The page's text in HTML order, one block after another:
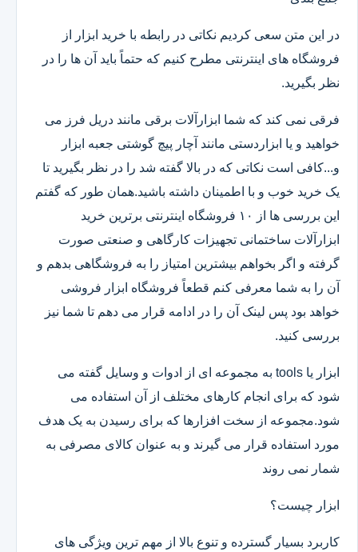
در این متن سعی کردیم نکاتی در رابطه با خرید ابزار از
فروشگاه های اینترنتی مطرح کنیم که حتماً باید آن ها را در
نظر بگیرید.
فرقی نمی کند که شما ابزارآلات برقی مانند دریل فرز می
خواهید و یا ابزاردستی مانند آچار پیچ گوشتی جعبه ابزار
و...کافی است نکاتی که در بالا گفته شد را در نظر بگیرید تا
یک خرید خوب و با اطمینان داشته باشید.همان طور که گفتم
این بررسی ها از ۱۰ فروشگاه اینترنتی برترین خرید
ابزارآلات ساختمانی تجهیزات کارگاهی و صنعتی صورت
گرفته و اگر بخواهم بیشترین امتیاز را به فروشگاهی بدهم و
آن را به شما معرفی کنم قطعاً فروشگاه ابزار فروشی
خواهد بود پس لینک آن را در ادامه قرار می دهم تا شما نیز
بررسی کنید.
ابزار یا tools به مجموعه ای از ادوات و وسایل گفته می
شود که برای انجام کارهای مختلف از آن استفاده می
شود.مجموعه از سخت افزارها که برای رسیدن به یک هدف
مورد استفاده قرار می گیرند و به عنوان کالای مصرفی به
شمار نمی روند
ابزار چیست؟
کاربرد بسیار گسترده و تنوع بالا از مهم ترین ویژگی های